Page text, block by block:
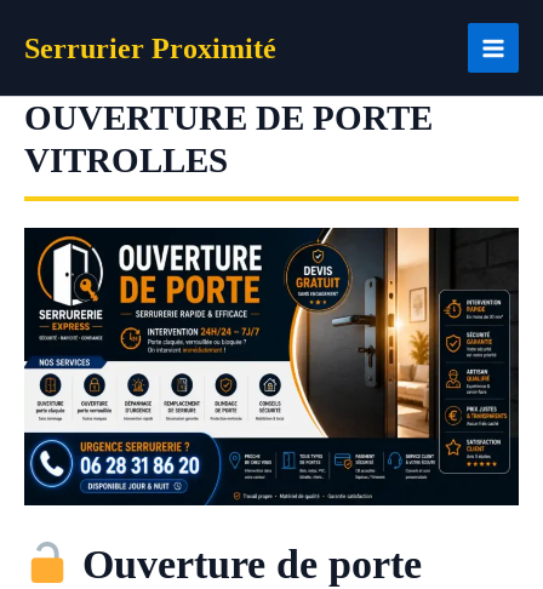
Serrurier Proximité
OUVERTURE DE PORTE
VITROLLES
Ouverture de porte